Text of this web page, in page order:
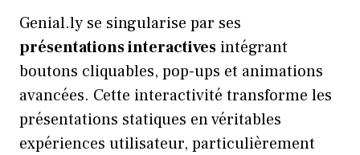
Genial.ly se singularise par ses
présentations interactives intégrant
boutons cliquables, pop-ups et animations
avancées. Cette interactivité transforme les
présentations statiques en véritables
expériences utilisateur, particulièrement